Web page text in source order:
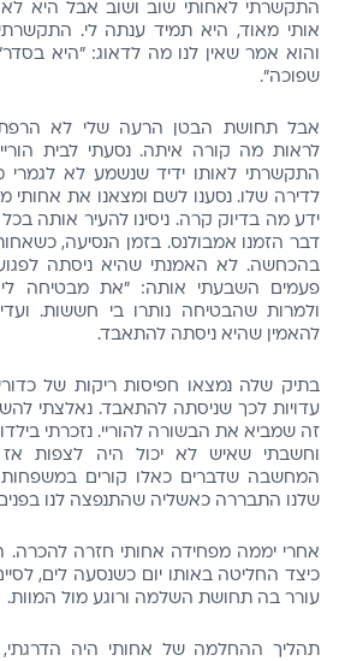
התקשרתי לאחותי שוב ושוב אבל היא לא
אותי מאוד, היא תמיד ענתה לי.
והוא אמר שאין לנו מה לדאוג: "היא
שפוכה".
אבל תחושת הבטן הרעה שלי לא
לראות מה קורה איתה. נסעתי לבית
התקשרתי לאותו ידיד שנשמע לא לגמרי
לדירה שלו. נסענו לשם ומצאנו את אחותי
ידע מה בדיוק קרה. ניסינו להעיר אותה
דבר הזמנו אמבולנס. בזמן הנסיעה,
בהכחשה. לא האמנתי שהיא ניסתה
פעמים השבעתי אותה: "את מבטיחה
ולמרות שהבטיחה נותרו בי חששות.
להאמין שהיא ניסתה להתאבד.
בתיק שלה נמצאו חפיסות ריקות של
עדויות לכך שניסתה להתאבד. נאלצתי
זה שמביא את הבשורה להוריי. נזכרתי
וחשבתי שאיש לא יכול היה לצפות אז
המחשבה שדברים כאלו קורים
שלנו התבררה כאשליה שהתנפצה לנו
אחרי יממה מפחידה אחותי חזרה להכרה.
כיצד החליטה באותו יום כשנסעה לים,
עורר בה תחושת השלמה ורוגע מול המוות.
תהליך ההחלמה של אחותי היה